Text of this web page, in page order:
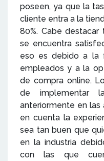
poseen, ya que la
cliente entra a la
80%. Cabe
se encuentra
eso es debido a la
empleados y a la
de compra online.
de implementar
anteriormente en las
en cuenta la
sea tan buen que
en la industria
con las que